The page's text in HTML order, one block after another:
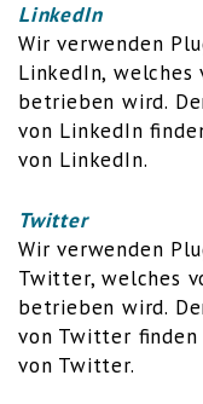
Lin­ke­dIn
Wir ver­wen­den
Lin­ke­dIn, wel­ches
betrie­ben wird.
von Lin­ke­dIn
von Lin­ke­dIn.
Twit­ter
Wir ver­wen­den
Twit­ter, wel­ches
betrie­ben wird.
von Twit­ter fin­den
von Twit­ter.